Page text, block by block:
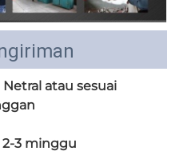
atau sesuai
3 minggu